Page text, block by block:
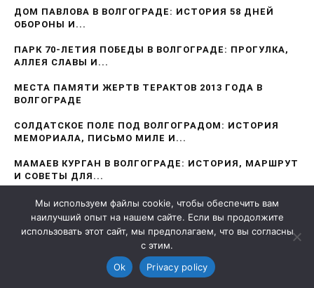
Мы используем файлы cookie, чтобы обеспечить вам
наилучший опыт на нашем сайте. Если вы продолжите
использовать этот сайт, мы предполагаем, что вы согласны
с этим.
Ok
Privacy policy